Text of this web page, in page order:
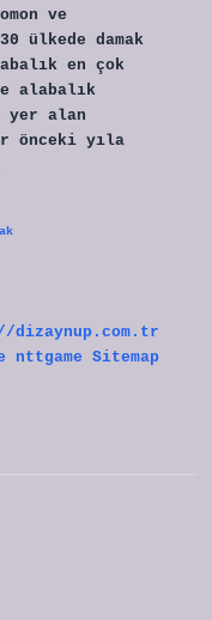
ve
ülkede damak
en çok
alabalık
alan
önceki yıla
dizaynup.com.tr
nttgame Sitemap